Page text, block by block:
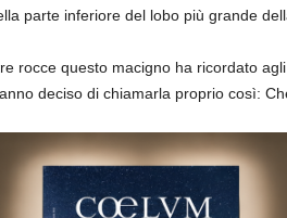
parte inferiore del lobo più grande
rocce questo macigno ha ricordato
deciso di chiamarla proprio così: